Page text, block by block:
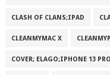
CLASH OF CLANS;IPAD
CLEANMYMAC X
COVER; ELAGO;IPHONE 13